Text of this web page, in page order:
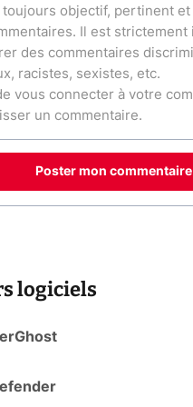
Poster mon commentaire
logiciels